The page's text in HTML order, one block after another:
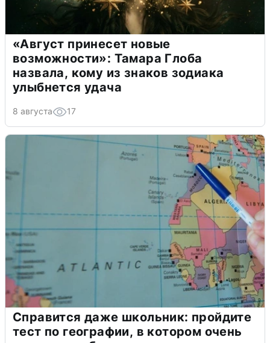
«Август принесет новые
возможности»: Тамара Глоба
назвала, кому из знаков зодиака
улыбнется удача
8 августа 17
Справится даже школьник: пройдите
тест по географии, в котором очень